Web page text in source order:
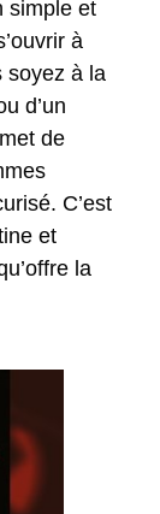
simple et
à
soyez à la
d’un
de
C’est
et
la